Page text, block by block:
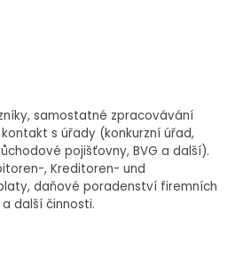
samostatné zpracovávání
s úřady (konkurzní úřad,
pojišťovny, BVG a další).
, Kreditoren- und
daňové poradenství firemních
další činnosti.